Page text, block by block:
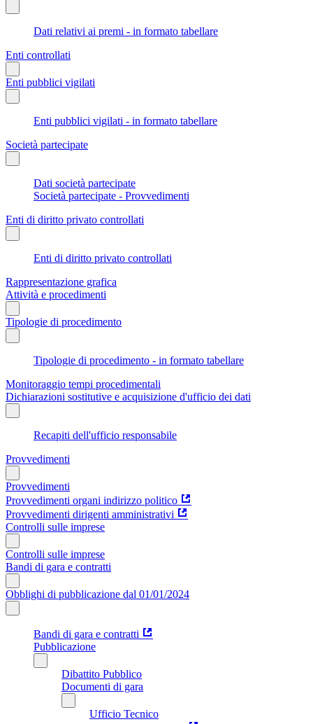
Dati relativi ai premi - in formato tabellare
Enti controllati
Enti pubblici vigilati
Enti pubblici vigilati - in formato tabellare
Società partecipate
Dati società partecipate
Società partecipate - Provvedimenti
Enti di diritto privato controllati
Enti di diritto privato controllati
Rappresentazione grafica
Attività e procedimenti
Tipologie di procedimento
Tipologie di procedimento - in formato tabellare
Monitoraggio tempi procedimentali
Dichiarazioni sostitutive e acquisizione d'ufficio dei dati
Recapiti dell'ufficio responsabile
Provvedimenti
Provvedimenti
Provvedimenti organi indirizzo politico
Provvedimenti dirigenti amministrativi
Controlli sulle imprese
Controlli sulle imprese
Bandi di gara e contratti
Obblighi di pubblicazione dal 01/01/2024
Bandi di gara e contratti
Pubblicazione
Dibattito Pubblico
Documenti di gara
Ufficio Tecnico